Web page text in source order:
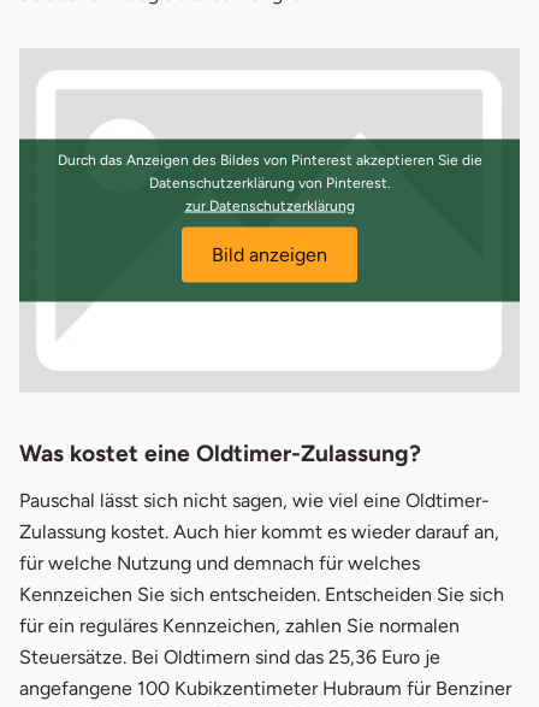
Durch das Anzeigen des Bildes von Pinterest akzeptieren Sie die
Datenschutzerklärung von Pinterest.
zur Datenschutzerklärungöffnet in neuem Fenster
Bild anzeigen
Was kostet eine Oldtimer-Zulassung?
Pauschal lässt sich nicht sagen, wie viel eine Oldtimer-
Zulassung kostet. Auch hier kommt es wieder darauf an,
für welche Nutzung und demnach für welches
Kennzeichen Sie sich entscheiden. Entscheiden Sie sich
für ein reguläres Kennzeichen, zahlen Sie normalen
Steuersätze. Bei Oldtimern sind das 25,36 Euro je
angefangene 100 Kubikzentimeter Hubraum für Benziner